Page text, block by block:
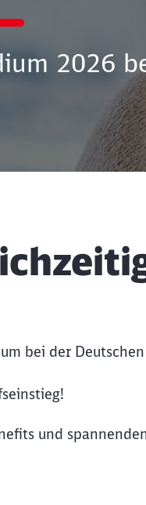
2026
bei der Deutschen
und